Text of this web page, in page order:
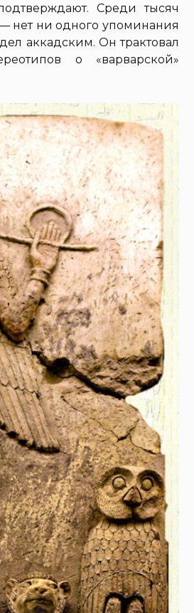
Среди тысяч
нет ни одного упоминания
аккадским. Он трактовал
о «варварской»